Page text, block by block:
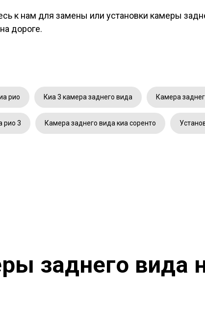
к нам для замены или установки камеры
дороге.
рио Киа 3 камера заднего вида Камера
рио 3 Камера заднего вида киа соренто
заднего вида